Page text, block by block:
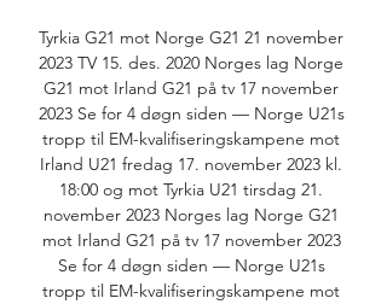
Tyrkia G21 mot Norge G21 21 november
2023 TV 15. des. 2020 Norges lag Norge
G21 mot Irland G21 på tv 17 november
2023 Se for 4 døgn siden — Norge U21s
tropp til EM-kvalifiseringskampene mot
Irland U21 fredag 17. november 2023 kl.
18:00 og mot Tyrkia U21 tirsdag 21.
november 2023 Norges lag Norge G21
mot Irland G21 på tv 17 november 2023
Se for 4 døgn siden — Norge U21s
tropp til EM-kvalifiseringskampene mot